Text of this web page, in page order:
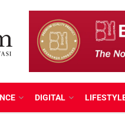
DIGITAL